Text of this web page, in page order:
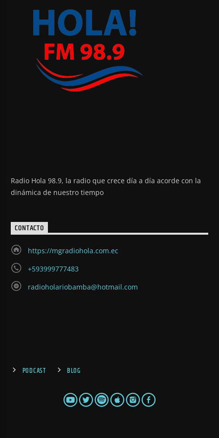
Radio Hola 98.9, la radio que crece día a día acorde con la
dinámica de nuestro tiempo
CONTACTO
https://mgradiohola.com.ec
+593999777483
radioholariobamba@hotmail.com
PODCAST BLOG